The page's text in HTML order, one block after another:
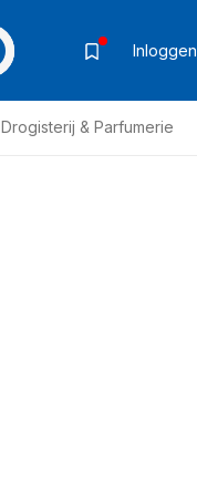
Inloggen
Drogisterij & Parfumerie